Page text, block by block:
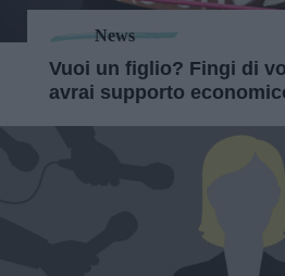
News
Vuoi un figlio? Fingi di
avrai supporto